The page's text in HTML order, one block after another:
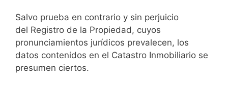
Salvo prueba en contrario y sin perjuicio
del Registro de la Propiedad, cuyos
pronunciamientos jurídicos prevalecen, los
datos contenidos en el Catastro Inmobiliario se
presumen ciertos.